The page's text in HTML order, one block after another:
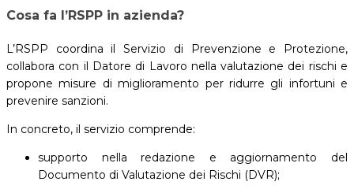
Cosa fa l’RSPP in azienda?
L’RSPP coordina il Servizio di Prevenzione e Protezione,
collabora con il Datore di Lavoro nella valutazione dei rischi e
propone misure di miglioramento per ridurre gli infortuni e
prevenire sanzioni.
In concreto, il servizio comprende:
supporto nella redazione e aggiornamento del
Documento di Valutazione dei Rischi (DVR);